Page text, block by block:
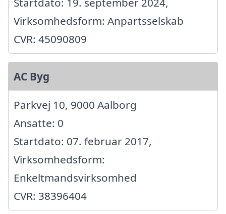
Virksomhedsform: Anpartsselskab
CVR: 45090809
AC Byg
Parkvej 10, 9000 Aalborg
Ansatte: 0
Startdato: 07. februar 2017,
Virksomhedsform:
Enkeltmandsvirksomhed
CVR: 38396404